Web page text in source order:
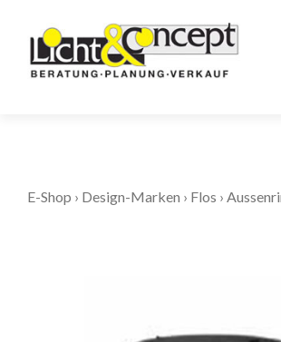
E-Shop › Design-Marken › Flos ›